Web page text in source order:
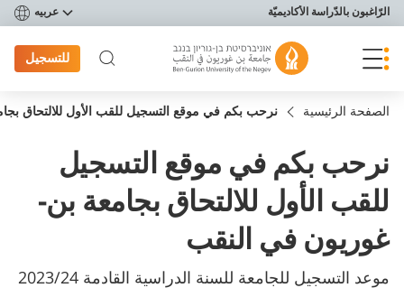
תפריט נגישות
الرّاغبون بالدّراسة الأكاديميّة عربيه
للتسجيل
الصفحة الرئيسية ​​​​نرحب بكم في موقع التسجيل للقب الأول للالتحاق
​​​​نرحب بكم في موقع التسجيل
للقب الأول للالتحاق بجامعة بن-
غوريون في النقب